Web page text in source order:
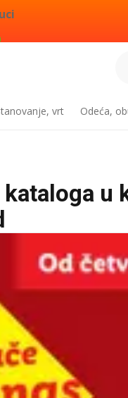
vrt Odeća,
kataloga